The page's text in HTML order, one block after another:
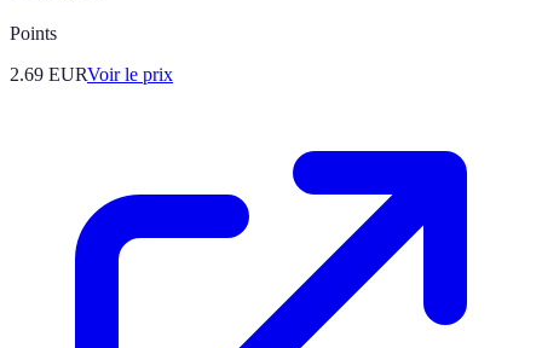
Points
2.69 EURVoir le prix